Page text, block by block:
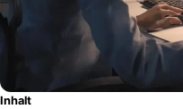
Inhalt